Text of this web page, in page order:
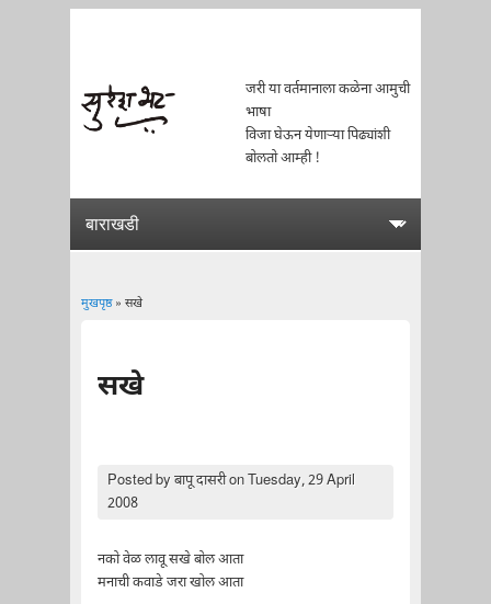
जरी या वर्तमानाला कळेना आमुची
भाषा
विजा घेऊन येणाऱ्या पिढ्यांशी
बोलतो आम्ही !
मुखपृष्ठ» सखे
सखे
Posted byबापू दासरीon Tuesday, 29 April
2008
नको वेळ लावू सखे बोल आता
मनाची कवाडे जरा खोल आता